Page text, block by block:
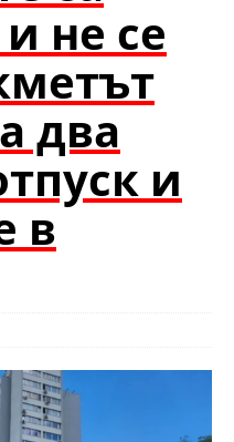
не се
два
и
в